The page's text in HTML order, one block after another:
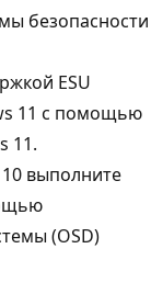
безопасности
ESU
11 с помощью
11.
выполните
(OSD)